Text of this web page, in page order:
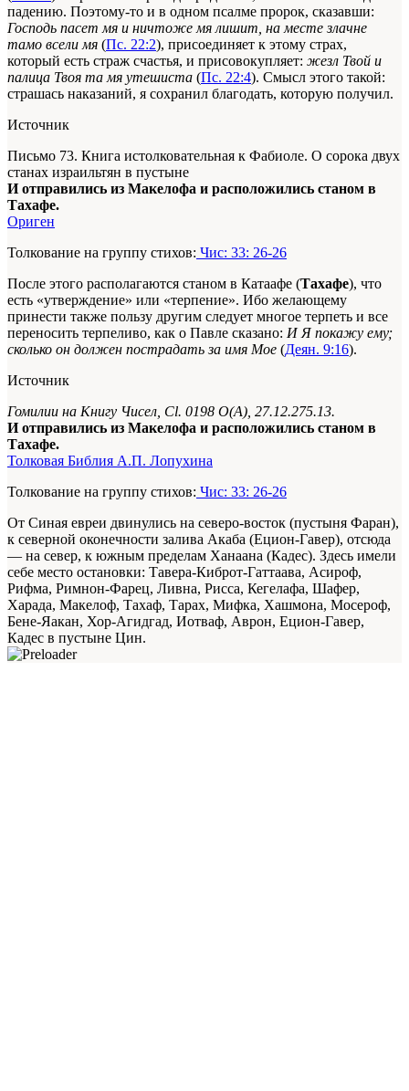
падению. Поэтому-то и в одном псалме пророк, сказавши:
Господь пасет мя и ничтоже мя лишит, на месте злачне
тамо всели мя (Пс. 22:2), присоединяет к этому страх,
который есть страж счастья, и присовокупляет: жезл Твой и
палица Твоя та мя утешиста (Пс. 22:4). Смысл этого такой:
страшась наказаний, я сохранил благодать, которую получил.
Источник
Письмо 73. Книга истолковательная к Фабиоле. О сорока двух
станах израильтян в пустыне
И отправились из Макелофа и расположились станом в
Тахафе.
Ориген
Толкование на группу стихов: Чис: 33: 26-26
После этого располагаются станом в Катаафе (Тахафе), что
есть «утверждение» или «терпение». Ибо желающему
принести также пользу другим следует многое терпеть и все
переносить терпеливо, как о Павле сказано: И Я покажу ему;
сколько он должен пострадать за имя Мое (Деян. 9:16).
Источник
Гомилии на Книгу Чисел, Сl. 0198 О(А), 27.12.275.13.
И отправились из Макелофа и расположились станом в
Тахафе.
Толковая Библия А.П. Лопухина
Толкование на группу стихов: Чис: 33: 26-26
От Синая евреи двинулись на северо-восток (пустыня Фаран),
к северной оконечности залива Акаба (Ецион-Гавер), отсюда
— на север, к южным пределам Ханаана (Кадес). Здесь имели
себе место остановки: Тавера-Киброт-Гаттаава, Асироф,
Рифма, Римнон-Фарец, Ливна, Рисса, Кегелафа, Шафер,
Харада, Макелоф, Тахаф, Тарах, Мифка, Хашмона, Мосероф,
Бене-Яакан, Хор-Агидгад, Иотваф, Аврон, Ецион-Гавер,
Кадес в пустыне Цин.